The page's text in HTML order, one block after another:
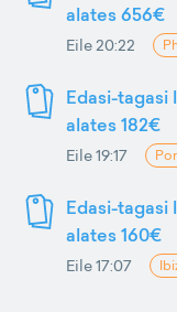
alates 656€
Eile 20:22
Edasi-
alates 182€
Eile 19:17
Edasi-
alates 160€
Eile 17:07